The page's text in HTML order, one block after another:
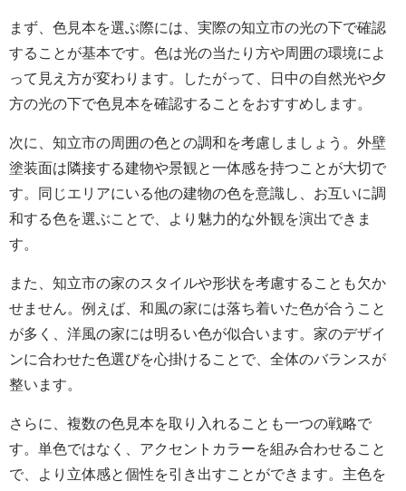
まず、色見本を選ぶ際には、実際の知立市の光の下で確認
することが基本です。色は光の当たり方や周囲の環境によ
って見え方が変わります。したがって、日中の自然光や夕
方の光の下で色見本を確認することをおすすめします。
次に、知立市の周囲の色との調和を考慮しましょう。外壁
塗装面は隣接する建物や景観と一体感を持つことが大切で
す。同じエリアにいる他の建物の色を意識し、お互いに調
和する色を選ぶことで、より魅力的な外観を演出できま
す。
また、知立市の家のスタイルや形状を考慮することも欠か
せません。例えば、和風の家には落ち着いた色が合うこと
が多く、洋風の家には明るい色が似合います。家のデザイ
ンに合わせた色選びを心掛けることで、全体のバランスが
整います。
さらに、複数の色見本を取り入れることも一つの戦略で
す。単色ではなく、アクセントカラーを組み合わせること
で、より立体感と個性を引き出すことができます。主色を